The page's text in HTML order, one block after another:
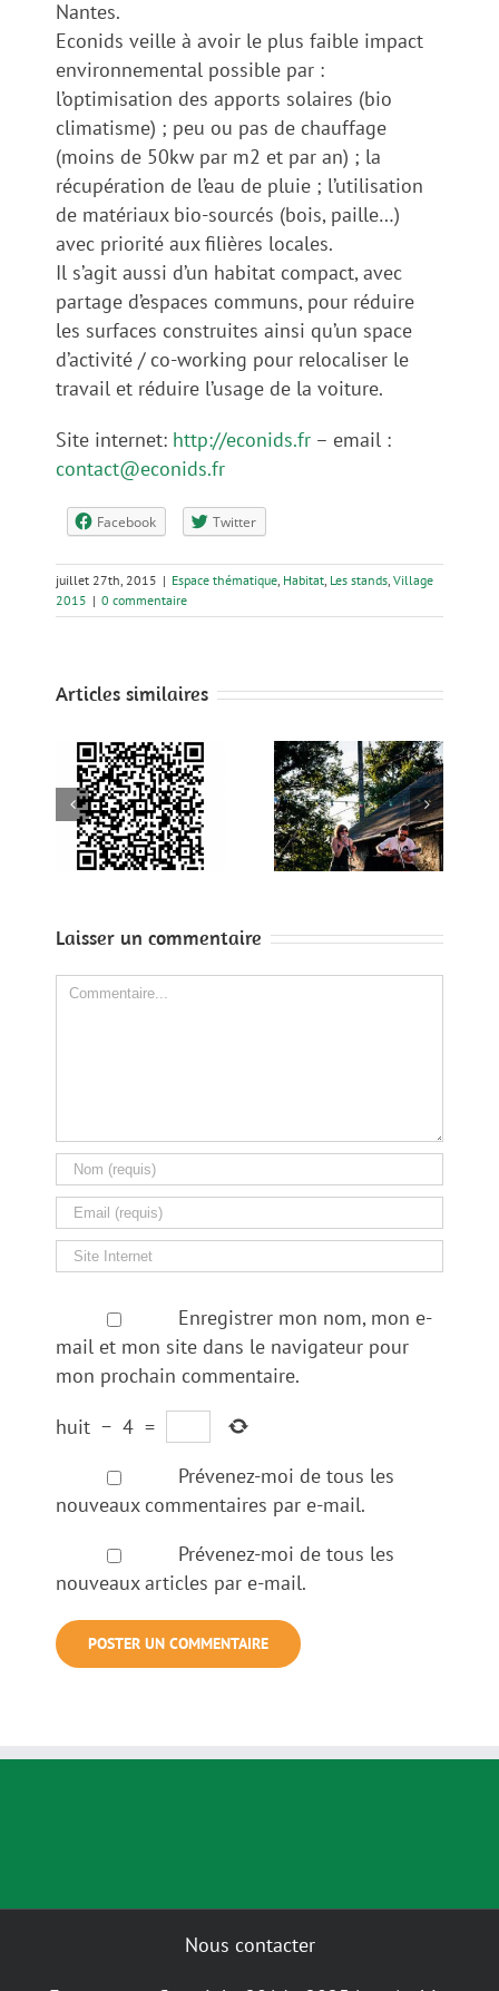
Nantes.
Econids veille à avoir le plus faible impact
environnemental possible par :
l’optimisation des apports solaires (bio
climatisme) ; peu ou pas de chauffage
(moins de 50kw par m2 et par an) ; la
récupération de l’eau de pluie ; l’utilisation
de matériaux bio-sourcés (bois, paille…)
avec priorité aux filières locales.
Il s’agit aussi d’un habitat compact, avec
partage d’espaces communs, pour réduire
les surfaces construites ainsi qu’un space
d’activité / co-working pour relocaliser le
travail et réduire l’usage de la voiture.
Site internet: http://econids.fr – email :
contact@econids.fr
Facebook Twitter
juillet 27th, 2015 | Espace thématique, Habitat, Les stands, Village
2015 | 0 commentaire
Articles similaires
Demain Sideways
Laisser un commentaire
Comment
Enregistrer mon nom, mon e-
mail et mon site dans le navigateur pour
mon prochain commentaire.
huit − 4 =
Prévenez-moi de tous les
nouveaux commentaires par e-mail.
Prévenez-moi de tous les
nouveaux articles par e-mail.
Nous contacter